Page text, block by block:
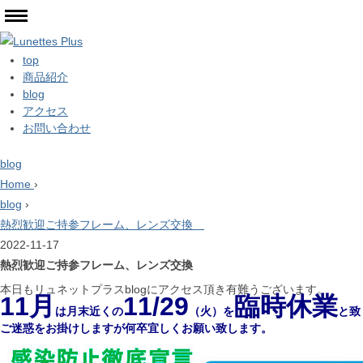
top
商品紹介
blog
アクセス
お問い合わせ
blog
Home ›
blog ›
熱烈歓迎ご持参フレーム、レンズ交換
2022-11-17
熱烈歓迎ご持参フレーム、レンズ交換
本日もリュネットプラスblogにアクセス頂き有難うございます。
11月 は月末近くの11/29 （火）を 臨時休業と
ご迷惑をお掛けしますが何卒宜しくお願い致します。